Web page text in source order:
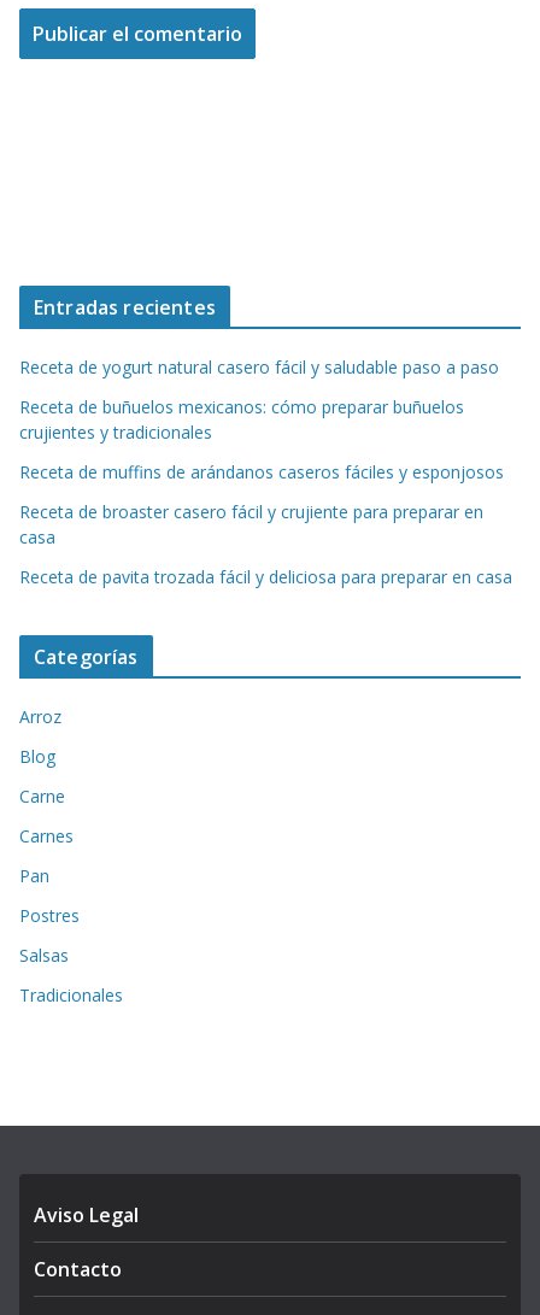
Entradas recientes
Receta de yogurt natural casero fácil y saludable paso a paso
Receta de buñuelos mexicanos: cómo preparar buñuelos
crujientes y tradicionales
Receta de muffins de arándanos caseros fáciles y esponjosos
Receta de broaster casero fácil y crujiente para preparar en
casa
Receta de pavita trozada fácil y deliciosa para preparar en casa
Categorías
Arroz
Blog
Carne
Carnes
Pan
Postres
Salsas
Tradicionales
Aviso Legal
Contacto